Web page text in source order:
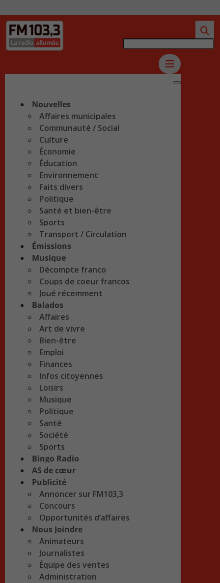
Nouvelles
Affaires municipales
Communauté / Social
Culture
Économie
Éducation
Environnement
Faits divers
Politique
Santé et bien-être
Sports
Transport / Circulation
Émissions
Musique
Décompte franco
Coups de coeur francos
Joué récemment
Balados
Affaires
Art de vivre
Bien-être
Emploi
Finances
Infos citoyennes
Loisirs
Musique
Politique
Santé
Société
Sports
Bingo Radio
AS de cœur
Publicité
Annoncer sur FM103,3
Concours
Opportunités d’affaires
Nous Joindre
Animateurs
Journalistes
Équipe des ventes
Administration